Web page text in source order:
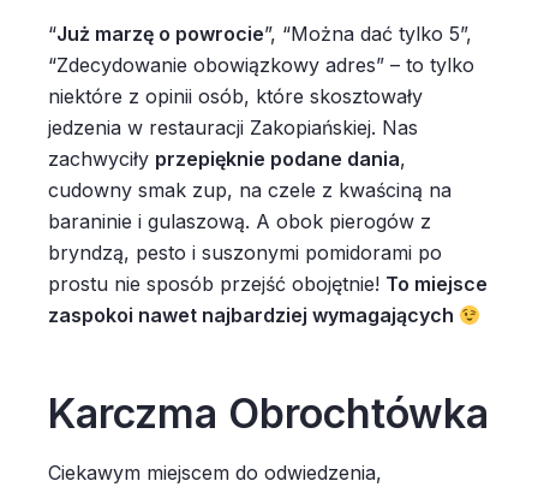
“Już marzę o powrocie”, “Można dać tylko 5”,
“Zdecydowanie obowiązkowy adres” – to tylko
niektóre z opinii osób, które skosztowały
jedzenia w restauracji Zakopiańskiej. Nas
zachwyciły przepięknie podane dania,
cudowny smak zup, na czele z kwaściną na
baraninie i gulaszową. A obok pierogów z
bryndzą, pesto i suszonymi pomidorami po
prostu nie sposób przejść obojętnie! To miejsce
zaspokoi nawet najbardziej wymagających
Karczma Obrochtówka
Ciekawym miejscem do odwiedzenia,